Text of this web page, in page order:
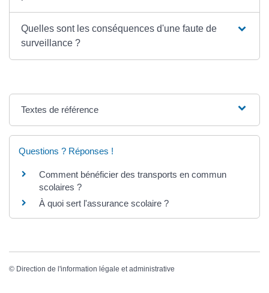
Quelles sont les conséquences d'une faute de
surveillance ?
Textes de référence
Questions ? Réponses !
Comment bénéficier des transports en commun
scolaires ?
À quoi sert l'assurance scolaire ?
© Direction de l'information légale et administrative